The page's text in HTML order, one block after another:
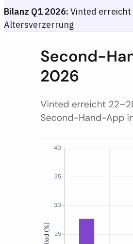
Bilanz Q1 2026: Vinted erreicht
Altersverzerrung